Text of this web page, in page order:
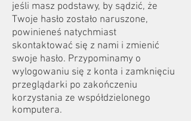
jeśli masz podstawy, by sądzić, że
Twoje hasło zostało naruszone,
powinieneś natychmiast
skontaktować się z nami i zmienić
swoje hasło. Przypominamy o
wylogowaniu się z konta i zamknięciu
przeglądarki po zakończeniu
korzystania ze współdzielonego
komputera.